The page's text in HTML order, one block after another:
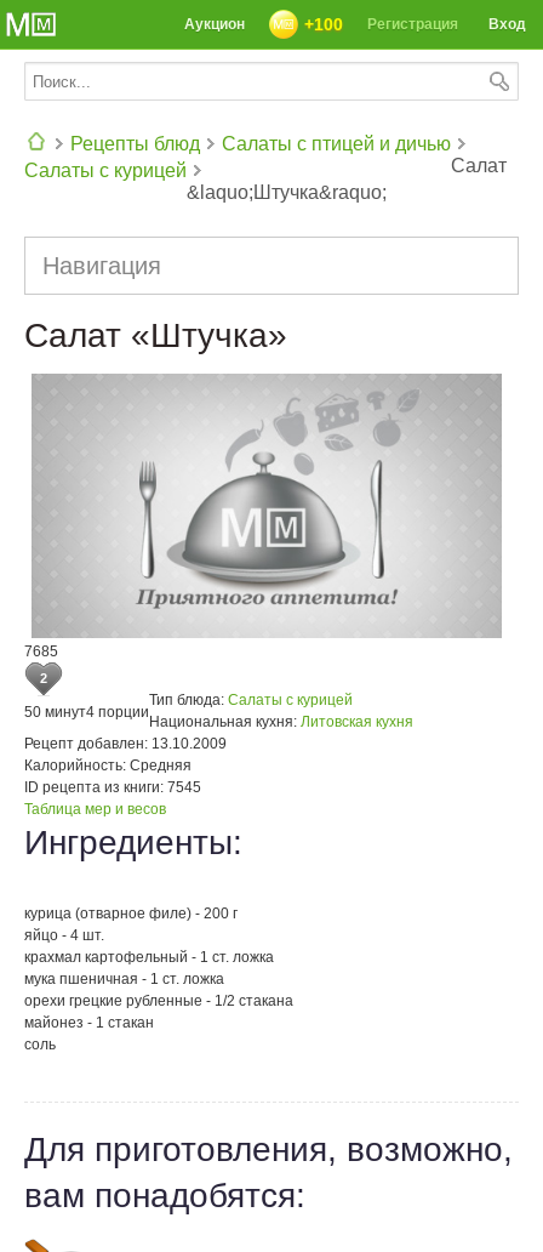
СЕГОДНЯ: 39142 РЕЦЕПТА
Вход
Регистрация
+100
Аукцион
Рецепты блюд
Салаты с птицей и дичью
Салаты с курицей
Салат
&laquo;Штучка&raquo;
Навигация
Салат «Штучка»
7685
2
50 минут4 порции
Тип блюда: Салаты с курицей
Национальная кухня: Литовская кухня
Рецепт добавлен: 13.10.2009
Калорийность: Средняя
ID рецепта из книги: 7545
Таблица мер и весов
Ингредиенты:
курица (отварное филе) - 200 г
яйцо - 4 шт.
крахмал картофельный - 1 ст. ложка
мука пшеничная - 1 ст. ложка
орехи грецкие рубленные - 1/2 стакана
майонез - 1 стакан
соль
Для приготовления, возможно,
вам понадобятся: